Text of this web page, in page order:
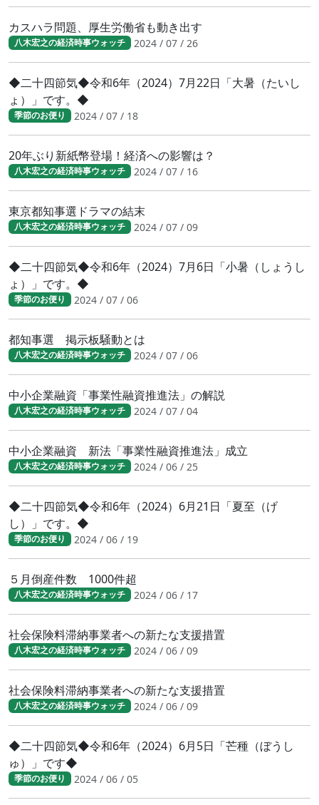
カスハラ問題、厚生労働省も動き出す
八木宏之の経済時事ウォッチ 2024 / 07 / 26
◆二十四節気◆令和6年（2024）7月22日「大暑（たいし
ょ）」です。◆
季節のお便り 2024 / 07 / 18
20年ぶり新紙幣登場！経済への影響は？
八木宏之の経済時事ウォッチ 2024 / 07 / 16
東京都知事選ドラマの結末
八木宏之の経済時事ウォッチ 2024 / 07 / 09
◆二十四節気◆令和6年（2024）7月6日「小暑（しょうし
ょ）」です。◆
季節のお便り 2024 / 07 / 06
都知事選 掲示板騒動とは
八木宏之の経済時事ウォッチ 2024 / 07 / 06
中小企業融資「事業性融資推進法」の解説
八木宏之の経済時事ウォッチ 2024 / 07 / 04
中小企業融資 新法「事業性融資推進法」成立
八木宏之の経済時事ウォッチ 2024 / 06 / 25
◆二十四節気◆令和6年（2024）6月21日「夏至（げ
し）」です。◆
季節のお便り 2024 / 06 / 19
５月倒産件数 1000件超
八木宏之の経済時事ウォッチ 2024 / 06 / 17
社会保険料滞納事業者への新たな支援措置
八木宏之の経済時事ウォッチ 2024 / 06 / 09
社会保険料滞納事業者への新たな支援措置
八木宏之の経済時事ウォッチ 2024 / 06 / 09
◆二十四節気◆令和6年（2024）6月5日「芒種（ぼうし
ゅ）」です◆
季節のお便り 2024 / 06 / 05